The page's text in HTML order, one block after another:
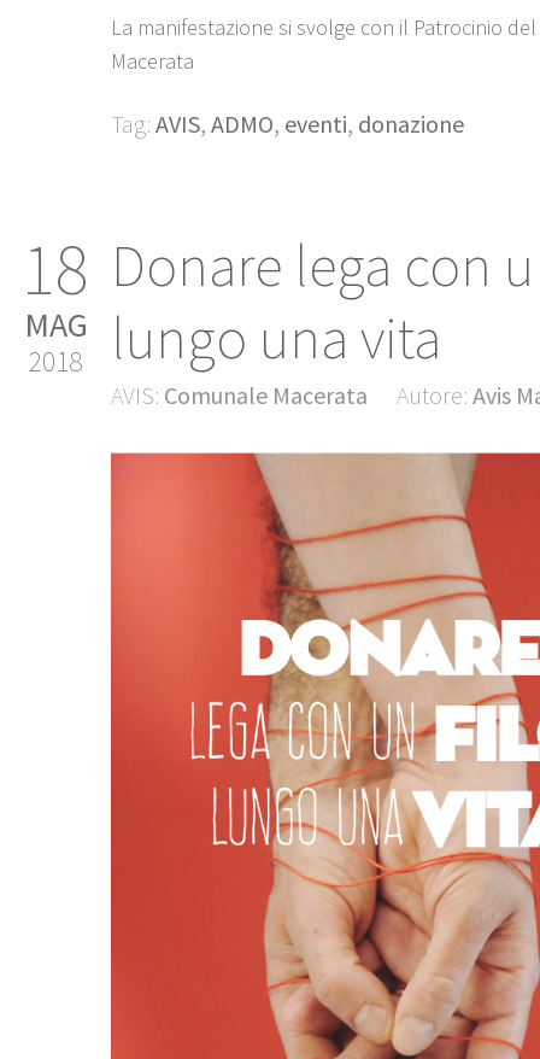
La manifestazione si svolge con il Patrocinio
Macerata
Tag: AVIS, ADMO, eventi, donazione
18
MAG
2018
Donare lega con
lungo una vita
AVIS: Comunale Macerata Autore: Avis